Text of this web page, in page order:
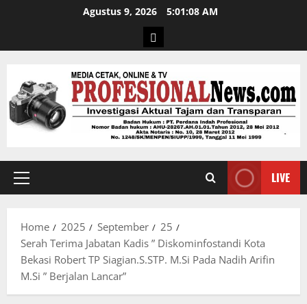
Agustus 9, 2026 5:01:09 AM
LIVE
Home 2025 September
25
Serah Terima Jabatan Kadis ” Diskominfostandi Kota
Bekasi Robert TP Siagian.S.STP. M.Si Pada Nadih Arifin
M.Si ” Berjalan Lancar”